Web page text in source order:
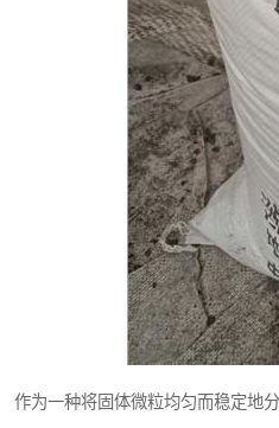
作为一种将固体微粒均匀而稳定地